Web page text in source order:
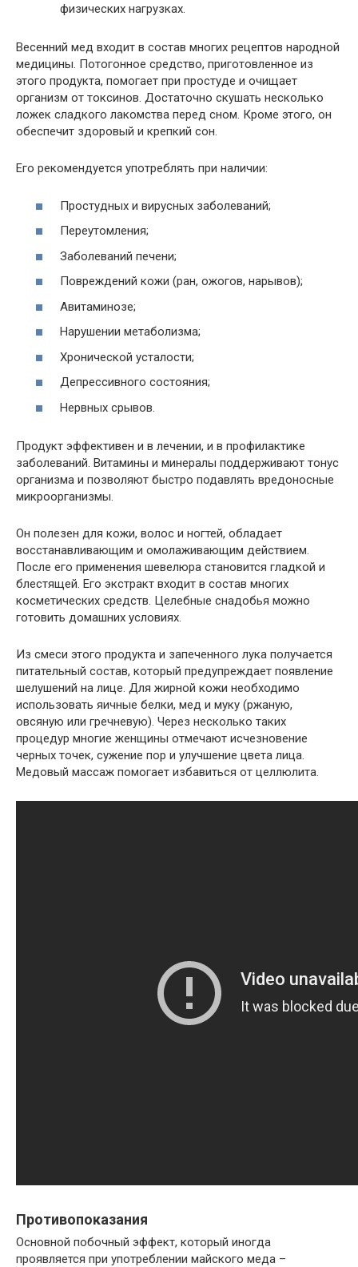
физических нагрузках.
Весенний мед входит в состав многих рецептов народной
медицины. Потогонное средство, приготовленное из
этого продукта, помогает при простуде и очищает
организм от токсинов. Достаточно скушать несколько
ложек сладкого лакомства перед сном. Кроме этого, он
обеспечит здоровый и крепкий сон.
Его рекомендуется употреблять при наличии:
Простудных и вирусных заболеваний;
Переутомления;
Заболеваний печени;
Повреждений кожи (ран, ожогов, нарывов);
Авитаминозе;
Нарушении метаболизма;
Хронической усталости;
Депрессивного состояния;
Нервных срывов.
Продукт эффективен и в лечении, и в профилактике
заболеваний. Витамины и минералы поддерживают тонус
организма и позволяют быстро подавлять вредоносные
микроорганизмы.
Он полезен для кожи, волос и ногтей, обладает
восстанавливающим и омолаживающим действием.
После его применения шевелюра становится гладкой и
блестящей. Его экстракт входит в состав многих
косметических средств. Целебные снадобья можно
готовить домашних условиях.
Из смеси этого продукта и запеченного лука получается
питательный состав, который предупреждает появление
шелушений на лице. Для жирной кожи необходимо
использовать яичные белки, мед и муку (ржаную,
овсяную или гречневую). Через несколько таких
процедур многие женщины отмечают исчезновение
черных точек, сужение пор и улучшение цвета лица.
Медовый массаж помогает избавиться от целлюлита.
Противопоказания
Основной побочный эффект, который иногда
проявляется при употреблении майского меда –